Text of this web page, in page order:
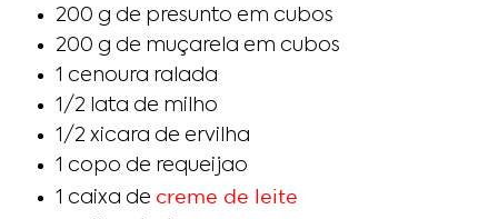
200 g de presunto em cubos
200 g de muçarela em cubos
1 cenoura ralada
1/2 lata de milho
1/2 xicara de ervilha
1 copo de requeijao
1 caixa de creme de leite